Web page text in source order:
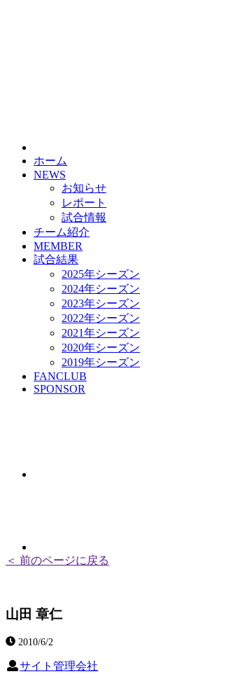
ホーム
NEWS
お知らせ
レポート
試合情報
チーム紹介
MEMBER
試合結果
2025年シーズン
2024年シーズン
2023年シーズン
2022年シーズン
2021年シーズン
2020年シーズン
2019年シーズン
FANCLUB
SPONSOR
＜ 前のページに戻る
山田 章仁
2010/6/2
サイト管理会社